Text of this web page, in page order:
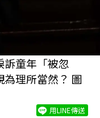
訴童年「被忽
理所當然？ 圖
用LINE傳送